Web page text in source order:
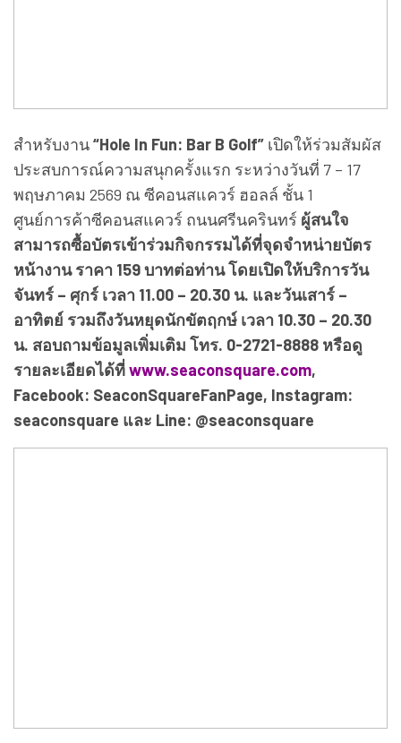
สำหรับงาน“Hole In Fun: Bar B Golf” เปิดให้ร่วมสัมผัส
ประสบการณ์ความสนุกครั้งแรก ระหว่างวันที่ 7 – 17
พฤษภาคม 2569 ณ ซีคอนสแควร์ ฮอลล์ ชั้น 1
ศูนย์การค้าซีคอนสแควร์ ถนนศรีนครินทร์ ผู้สนใจ
สามารถซื้อบัตรเข้าร่วมกิจกรรมได้ที่จุดจำหน่ายบัตร
หน้างาน ราคา 159 บาทต่อท่าน โดยเปิดให้บริการวัน
จันทร์ – ศุกร์ เวลา 11.00 – 20.30 น. และวันเสาร์ –
อาทิตย์ รวมถึงวันหยุดนักขัตฤกษ์ เวลา 10.30 – 20.30
น. สอบถามข้อมูลเพิ่มเติม โทร. 0-2721-8888 หรือดู
รายละเอียดได้ที่www.seaconsquare.com,
Facebook: SeaconSquareFanPage, Instagram:
seaconsquare และ Line: @seaconsquare